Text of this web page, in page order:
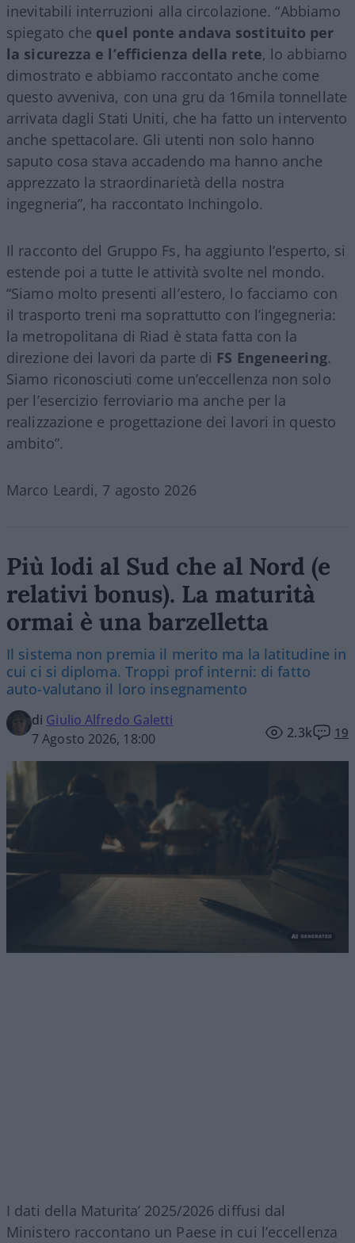
inevitabili interruzioni alla circolazione. “Abbiamo
spiegato che quel ponte andava sostituito per
la sicurezza e l’efficienza della rete, lo abbiamo
dimostrato e abbiamo raccontato anche come
questo avveniva, con una gru da 16mila tonnellate
arrivata dagli Stati Uniti, che ha fatto un intervento
anche spettacolare. Gli utenti non solo hanno
saputo cosa stava accadendo ma hanno anche
apprezzato la straordinarietà della nostra
ingegneria”, ha raccontato Inchingolo.
Il racconto del Gruppo Fs, ha aggiunto l’esperto, si
estende poi a tutte le attività svolte nel mondo.
“Siamo molto presenti all’estero, lo facciamo con
il trasporto treni ma soprattutto con l’ingegneria:
la metropolitana di Riad è stata fatta con la
direzione dei lavori da parte di FS Engeneering.
Siamo riconosciuti come un’eccellenza non solo
per l’esercizio ferroviario ma anche per la
realizzazione e progettazione dei lavori in questo
ambito”.
Marco Leardi, 7 agosto 2026
Più lodi al Sud che al Nord (e
relativi bonus). La maturità
ormai è una barzelletta
Il sistema non premia il merito ma la latitudine in
cui ci si diploma. Troppi prof interni: di fatto
auto-valutano il loro insegnamento
di Giulio Alfredo Galetti
7 Agosto 2026, 18:00
2.3k 19
I dati della Maturita’ 2025/2026 diffusi dal
Ministero raccontano un Paese in cui l’eccellenza